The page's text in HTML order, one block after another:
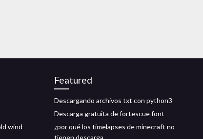
wind
Featured
Descargando archivos txt con python3
Descarga gratuita de fortescue font
¿por qué los timelapses de minecraft no
tienen descarga_